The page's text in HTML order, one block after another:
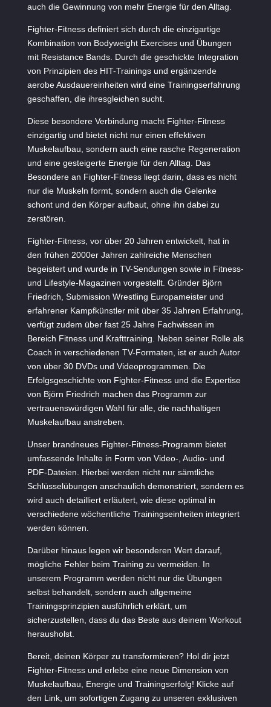
auch die Gewinnung von mehr Energie für den Alltag.
Fighter-Fitness definiert sich durch die einzigartige
Kombination von Bodyweight Exercises und Übungen
mit Resistance Bands. Durch die geschickte Integration
von Prinzipien des HIT-Trainings und ergänzende
aerobe Ausdauereinheiten wird eine Trainingserfahrung
geschaffen, die ihresgleichen sucht.
Diese besondere Verbindung macht Fighter-Fitness
einzigartig und bietet nicht nur einen effektiven
Muskelaufbau, sondern auch eine rasche Regeneration
und eine gesteigerte Energie für den Alltag. Das
Besondere an Fighter-Fitness liegt darin, dass es nicht
nur die Muskeln formt, sondern auch die Gelenke
schont und den Körper aufbaut, ohne ihn dabei zu
zerstören.
Fighter-Fitness, vor über 20 Jahren entwickelt, hat in
den frühen 2000er Jahren zahlreiche Menschen
begeistert und wurde in TV-Sendungen sowie in Fitness-
und Lifestyle-Magazinen vorgestellt. Gründer Björn
Friedrich, Submission Wrestling Europameister und
erfahrener Kampfkünstler mit über 35 Jahren Erfahrung,
verfügt zudem über fast 25 Jahre Fachwissen im
Bereich Fitness und Krafttraining. Neben seiner Rolle als
Coach in verschiedenen TV-Formaten, ist er auch Autor
von über 30 DVDs und Videoprogrammen. Die
Erfolgsgeschichte von Fighter-Fitness und die Expertise
von Björn Friedrich machen das Programm zur
vertrauenswürdigen Wahl für alle, die nachhaltigen
Muskelaufbau anstreben.
Unser brandneues Fighter-Fitness-Programm bietet
umfassende Inhalte in Form von Video-, Audio- und
PDF-Dateien. Hierbei werden nicht nur sämtliche
Schlüsselübungen anschaulich demonstriert, sondern es
wird auch detailliert erläutert, wie diese optimal in
verschiedene wöchentliche Trainingseinheiten integriert
werden können.
Darüber hinaus legen wir besonderen Wert darauf,
mögliche Fehler beim Training zu vermeiden. In
unserem Programm werden nicht nur die Übungen
selbst behandelt, sondern auch allgemeine
Trainingsprinzipien ausführlich erklärt, um
sicherzustellen, dass du das Beste aus deinem Workout
herausholst.
Bereit, deinen Körper zu transformieren? Hol dir jetzt
Fighter-Fitness und erlebe eine neue Dimension von
Muskelaufbau, Energie und Trainingserfolg! Klicke auf
den Link, um sofortigen Zugang zu unseren exklusiven